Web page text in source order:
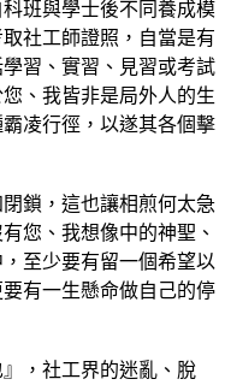
班與學士後不同養成模
社工師證照，自當是有
習、實習、見習或考試
、我皆非是局外人的生
凌行徑，以遂其各個擊
鎖，這也讓相煎何太急
您、我想像中的神聖、
至少要有留一個希望以
有一生懸命做自己的停
，社工界的迷亂、脫